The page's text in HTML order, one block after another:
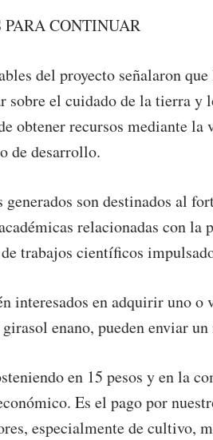
PARA CONTINUAR
del proyecto señalaron
sobre el cuidado de la tierra
obtener recursos mediante la
de desarrollo.
generados son destinados al
relacionadas con
trabajos científicos
interesados en adquirir uno
enano, pueden enviar
en 15 pesos y en la
Es el pago por
especialmente de cultivo,